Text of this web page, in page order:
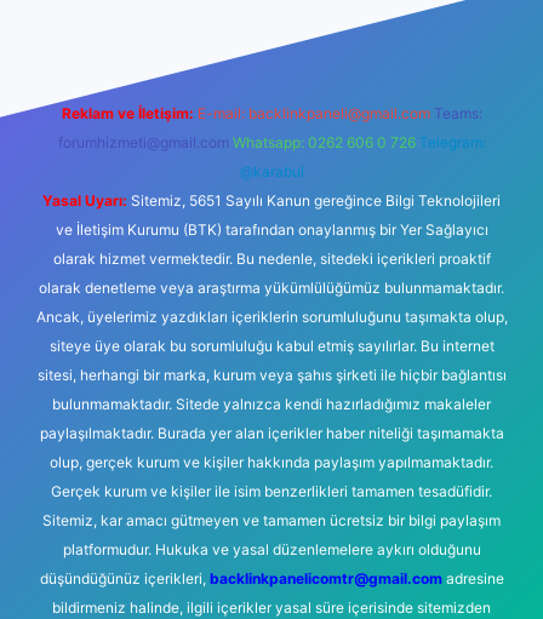
Reklam ve İletişim: E-mail: backlinkpaneli@gmail.com Teams:
forumhizmeti@gmail.com Whatsapp: 0262 606 0 726 Telegram:
@karabul
Yasal Uyarı: Sitemiz, 5651 Sayılı Kanun gereğince Bilgi Teknolojileri
ve İletişim Kurumu (BTK) tarafından onaylanmış bir Yer Sağlayıcı
olarak hizmet vermektedir. Bu nedenle, sitedeki içerikleri proaktif
olarak denetleme veya araştırma yükümlülüğümüz bulunmamaktadır.
Ancak, üyelerimiz yazdıkları içeriklerin sorumluluğunu taşımakta olup,
siteye üye olarak bu sorumluluğu kabul etmiş sayılırlar. Bu internet
sitesi, herhangi bir marka, kurum veya şahıs şirketi ile hiçbir bağlantısı
bulunmamaktadır. Sitede yalnızca kendi hazırladığımız makaleler
paylaşılmaktadır. Burada yer alan içerikler haber niteliği taşımamakta
olup, gerçek kurum ve kişiler hakkında paylaşım yapılmamaktadır.
Gerçek kurum ve kişiler ile isim benzerlikleri tamamen tesadüfidir.
Sitemiz, kar amacı gütmeyen ve tamamen ücretsiz bir bilgi paylaşım
platformudur. Hukuka ve yasal düzenlemelere aykırı olduğunu
düşündüğünüz içerikleri, backlinkpanelicomtr@gmail.comadresine
bildirmeniz halinde, ilgili içerikler yasal süre içerisinde sitemizden